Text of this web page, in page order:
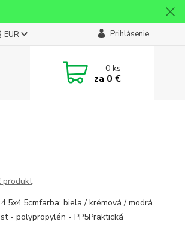
EUR Prihlásenie
0ks
za 0 €
produkt
biela / krémová / modrá
- polypropylén - PP5Praktická